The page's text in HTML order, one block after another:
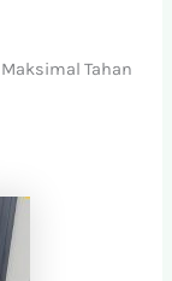
Tahan